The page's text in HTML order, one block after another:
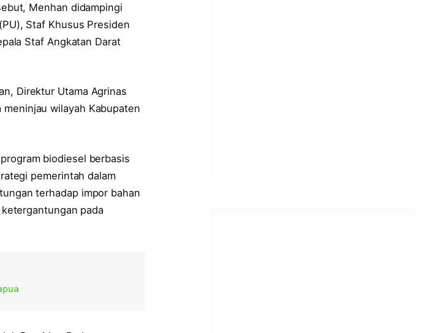
Menhan didampingi
Staf Khusus Presiden
Staf Angkatan Darat
Direktur Utama Agrinas
wilayah Kabupaten
biodiesel berbasis
pemerintah dalam
terhadap impor bahan
pada